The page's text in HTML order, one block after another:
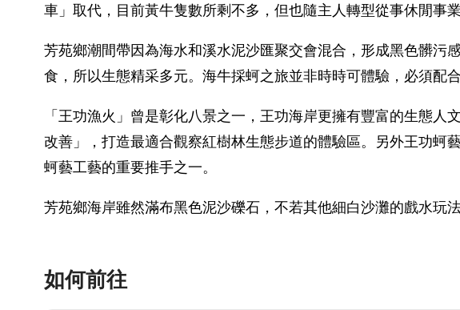
車」取代，目前黃牛隻數所剩不多，但也隨主人轉型從事休閒事
芳苑鄉潮間帶因為海水和溪水泥沙匯聚交會混合，形成黑色髒污
食，所以生態精采多元。海牛採蚵之旅並非時時可體驗，必須配
「王功漁火」曾是彰化八景之一，王功海岸更擁有豐富的生態
改善」，打造最適合觀察紅樹林生態步道的體驗區。另外王功蚵
蚵藝工藝的重要推手之一。
芳苑鄉海岸雖然滿布黑色泥沙礫石，不若其他細白沙灘的戲水玩
如何前往